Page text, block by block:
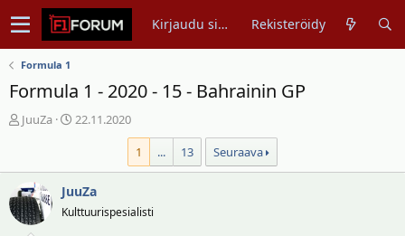
Kirjaudu sisään Rekisteröidy
Formula 1
Formula 1 - 2020 - 15 - Bahrainin GP
V
s
t
i
k
JuuZa
A
i
t
u
22.11.2020
1
... 13 Seuraava
JuuZa
Kulttuurispesialisti